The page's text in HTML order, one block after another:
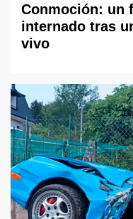
Conmoción: un
internado tras
vivo